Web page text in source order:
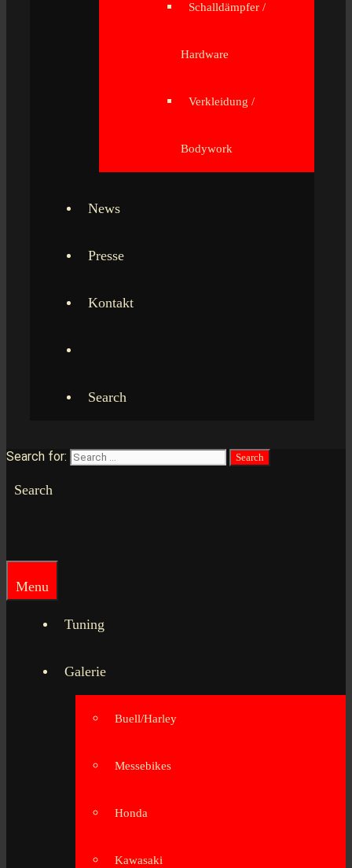
Schalldämpfer /
Hardware
Verkleidung /
Bodywork
News
Presse
Kontakt
Search
Search for:
Search
Menu
Tuning
Galerie
Buell/Harley
Messebikes
Honda
Kawasaki